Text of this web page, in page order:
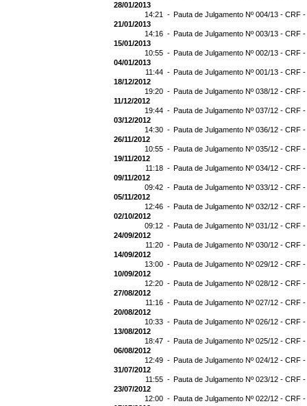
28/01/2013
14:21 - Pauta de Julgamento Nº 004/13 - CRF
21/01/2013
14:16 - Pauta de Julgamento Nº 003/13 - CRF
15/01/2013
10:55 - Pauta de Julgamento Nº 002/13 - CRF
04/01/2013
11:44 - Pauta de Julgamento Nº 001/13 - CRF
18/12/2012
19:20 - Pauta de Julgamento Nº 038/12 - CRF
11/12/2012
19:44 - Pauta de Julgamento Nº 037/12 - CRF
03/12/2012
14:30 - Pauta de Julgamento Nº 036/12 - CRF
26/11/2012
10:55 - Pauta de Julgamento Nº 035/12 - CRF
19/11/2012
11:18 - Pauta de Julgamento Nº 034/12 - CRF
09/11/2012
09:42 - Pauta de Julgamento Nº 033/12 - CRF
05/11/2012
12:46 - Pauta de Julgamento Nº 032/12 - CRF
02/10/2012
09:12 - Pauta de Julgamento Nº 031/12 - CRF
24/09/2012
11:20 - Pauta de Julgamento Nº 030/12 - CRF
14/09/2012
13:00 - Pauta de Julgamento Nº 029/12 - CRF
10/09/2012
12:20 - Pauta de Julgamento Nº 028/12 - CRF
27/08/2012
11:16 - Pauta de Julgamento Nº 027/12 - CRF
20/08/2012
10:33 - Pauta de Julgamento Nº 026/12 - CRF
13/08/2012
18:47 - Pauta de Julgamento Nº 025/12 - CRF
06/08/2012
12:49 - Pauta de Julgamento Nº 024/12 - CRF
31/07/2012
11:55 - Pauta de Julgamento Nº 023/12 - CRF
23/07/2012
12:00 - Pauta de Julgamento Nº 022/12 - CRF